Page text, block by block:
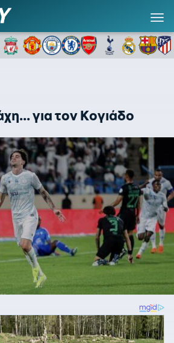
για τον Κογιάδο